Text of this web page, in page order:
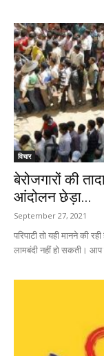
विचार
बेरोजगारों की
आंदोलन छेड़ा...
September 27, 2021
परिपाटी तो यही मानने की
लामबंदी नहीं हो सकती। आप